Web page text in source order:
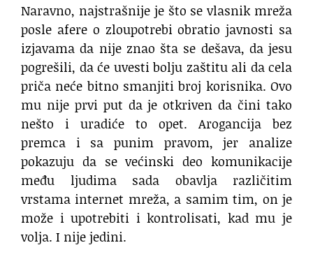
Naravno, najstrašnije je što se vlasnik mreža
posle afere o zloupotrebi obratio javnosti sa
izjavama da nije znao šta se dešava, da jesu
pogrešili, da će uvesti bolju zaštitu ali da cela
priča neće bitno smanjiti broj korisnika. Ovo
mu nije prvi put da je otkriven da čini tako
nešto i uradiće to opet. Arogancija bez
premca i sa punim pravom, jer analize
pokazuju da se većinski deo komunikacije
među ljudima sada obavlja različitim
vrstama internet mreža, a samim tim, on je
može i upotrebiti i kontrolisati, kad mu je
volja. I nije jedini.